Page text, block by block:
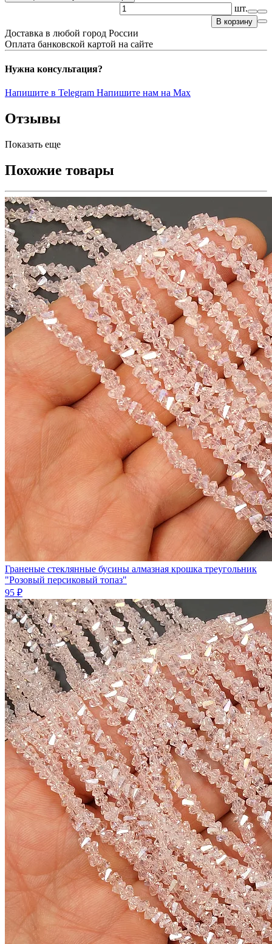
шт.
В корзину
Доставка в любой город России
Оплата банковской картой на сайте
Нужна консультация?
Напишите в Telegram Напишите нам на Max
Отзывы
Показать еще
Похожие товары
Граненые стеклянные бусины алмазная крошка треугольник
"Розовый персиковый топаз"
95 ₽